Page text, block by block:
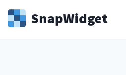
SnapWidget